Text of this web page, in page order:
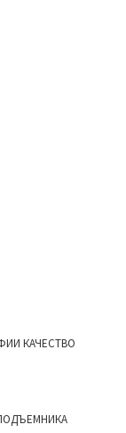
КАЧЕСТВО